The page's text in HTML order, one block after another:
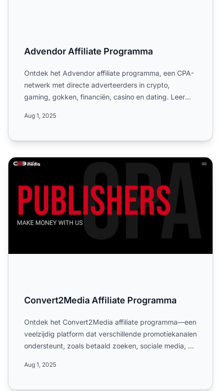
Advendor Affiliate Programma
Ontdek het Advendor affiliate programma, een CPA-
netwerk met directe adverteerders in crypto,
gaming, gokken, financiën, casino en dating. Leer
Aug 1, 2025
Convert2Media Affiliate Programma
Convert2Media Affiliate Programma
Ontdek het Convert2Media affiliate programma—een
veelzijdig platform dat verschillende promotiekanalen
ondersteunt, zoals betaald zoeken, sociale media, e-
Aug 1, 2025